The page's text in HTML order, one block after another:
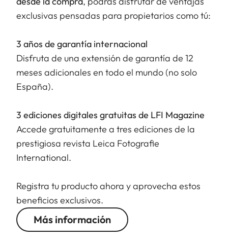
exclusivas pensadas para propietarios como tú:
3 años de garantía internacional
Disfruta de una extensión de garantía de 12
meses adicionales en todo el mundo (no solo
España).
3 ediciones digitales gratuitas de LFI Magazine
Accede gratuitamente a tres ediciones de la
prestigiosa revista Leica Fotografie
International.
Registra tu producto ahora y aprovecha estos
beneficios exclusivos.
Más información